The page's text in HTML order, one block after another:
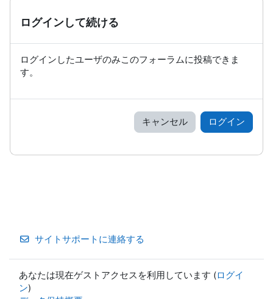
ログインして続ける
ログインしたユーザのみこのフォーラムに投稿できま
す。
キャンセル ログイン
サイトサポートに連絡する
あなたは現在ゲストアクセスを利用しています (ログイ
ン)